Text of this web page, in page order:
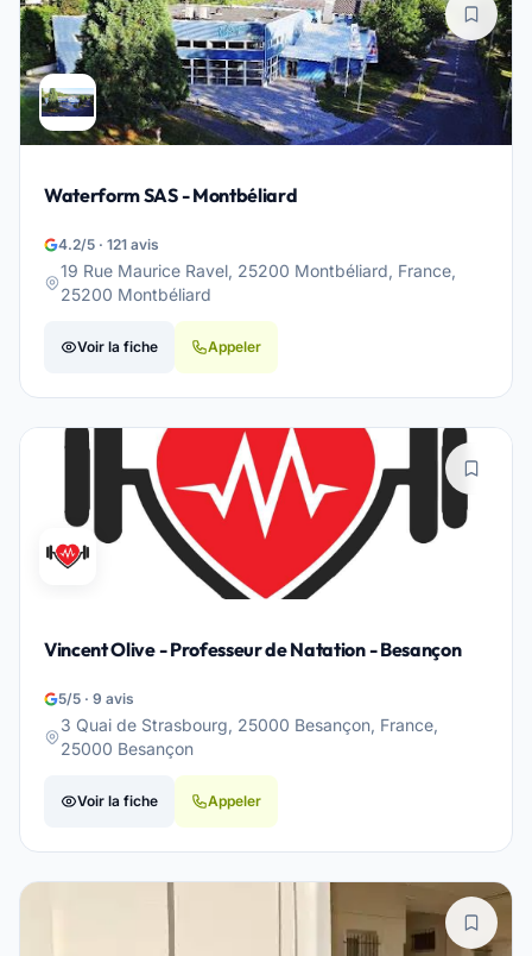
Waterform SAS - Montbéliard
4.2/5 · 121 avis
19 Rue Maurice Ravel, 25200 Montbéliard, France,
25200 Montbéliard
Voir la fiche Appeler
Vincent Olive - Professeur de Natation - Besançon
5/5 · 9 avis
3 Quai de Strasbourg, 25000 Besançon, France,
25000 Besançon
Voir la fiche Appeler